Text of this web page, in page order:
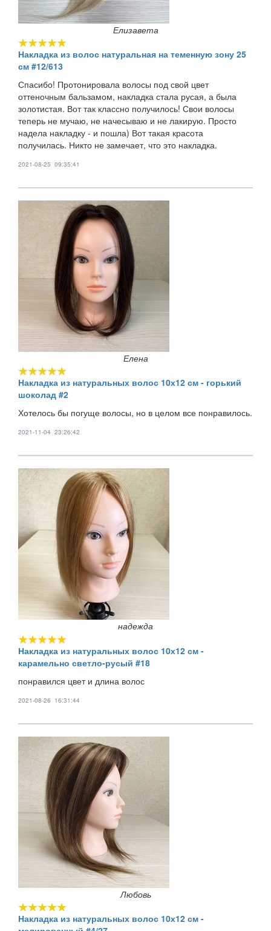
Елизавета
Накладка из волос натуральная на теменную зону 25
см #12/613
Спасибо! Протонировала волосы под свой цвет
оттеночным бальзамом, накладка стала русая, а была
золотистая. Вот так классно получилось! Свои волосы
теперь не мучаю, не начесываю и не лакирую. Просто
надела накладку - и пошла) Вот такая красота
получилась. Никто не замечает, что это накладка.
2021-08-25 09:35:41
Елена
Накладка из натуральных волос 10х12 см - горький
шоколад #2
Хотелось бы погуще волосы, но в целом все понравилось.
2021-11-04 23:26:42
надежда
Накладка из натуральных волос 10х12 см -
карамельно светло-русый #18
понравился цвет и длина волос
2021-08-26 16:31:44
Любовь
Накладка из натуральных волос 10х12 см -